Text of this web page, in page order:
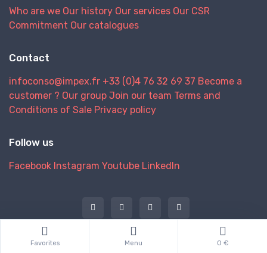
Who are we Our history Our services Our CSR
Commitment Our catalogues
Contact
infoconso@impex.fr +33 (0)4 76 32 69 37 Become a
customer ? Our group Join our team Terms and
Conditions of Sale Privacy policy
Follow us
Facebook Instagram Youtube LinkedIn
@ 2026 IMPEX
Favorites Menu 0 €